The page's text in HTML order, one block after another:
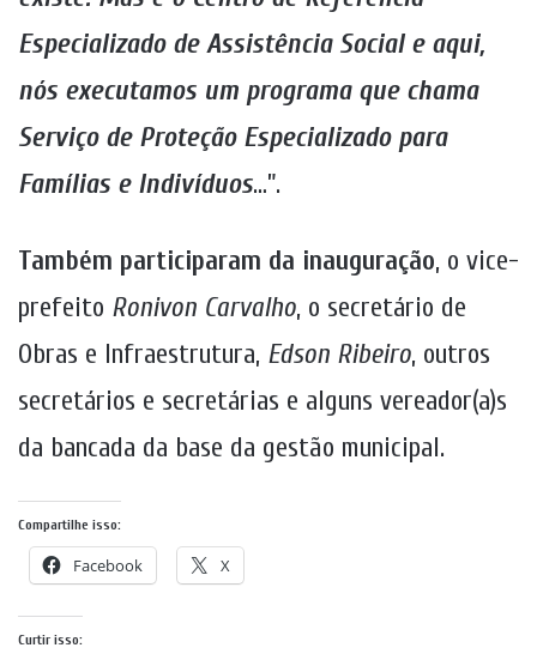
Especializado de Assistência Social e aqui,
nós executamos um programa que chama
Serviço de Proteção Especializado para
Famílias e Indivíduos…”.
Também participaram da inauguração, o vice-
prefeito Ronivon Carvalho, o secretário de
Obras e Infraestrutura, Edson Ribeiro, outros
secretários e secretárias e alguns vereador(a)s
da bancada da base da gestão municipal.
Compartilhe isso:
Facebook X
Curtir isso: